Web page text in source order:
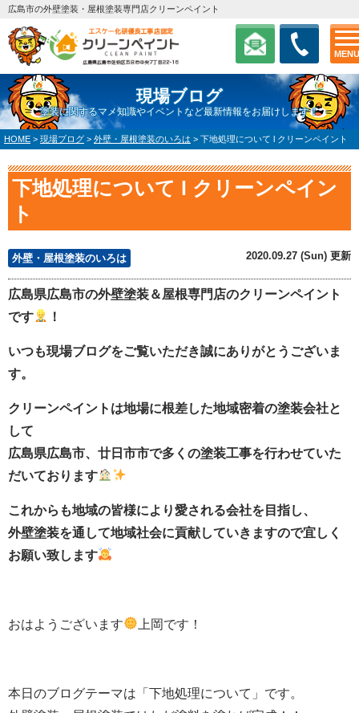
MENU
広島市の外壁塗装・屋根塗装専門店クリーンペイント
現場ブログ
塗装に関するマメ知識やイベントなど最新情報をお届けします！
HOME > 現場ブログ > 外壁・屋根塗装のいろは > 下地処理について l クリーンペイント
下地処理について l クリーンペイン
ト
外壁・屋根塗装のいろは 2020.09.27 (Sun) 更新
広島県広島市の外壁塗装＆屋根専門店のクリーンペイント
です
！
いつも現場ブログをご覧いただき誠にありがとうございま
す。
クリーンペイントは地場に根差した地域密着の塗装会社と
して
広島県広島市、廿日市市で多くの塗装工事を行わせていた
だいております
これからも地域の皆様により愛される会社を目指し、
外壁塗装を通して地域社会に貢献していきますので宜しく
お願い致します
おはようございます 上岡です！
本日のブログテーマは「下地処理について」です。